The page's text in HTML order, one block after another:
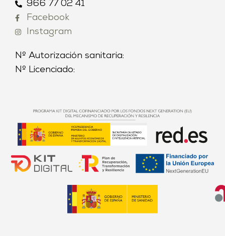
966 77 02 41
Facebook
Instagram
Nº Autorización sanitaria:
Nº Licenciado: